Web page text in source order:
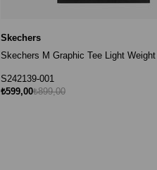
Skechers
S242139-001
₺599,00₺899,00